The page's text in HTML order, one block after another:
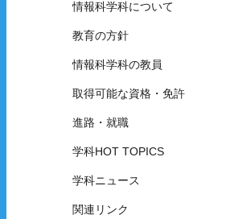
情報科学科について
教育の方針
情報科学科の教員
取得可能な資格・免許
進路・就職
学科HOT TOPICS
学科ニュース
関連リンク